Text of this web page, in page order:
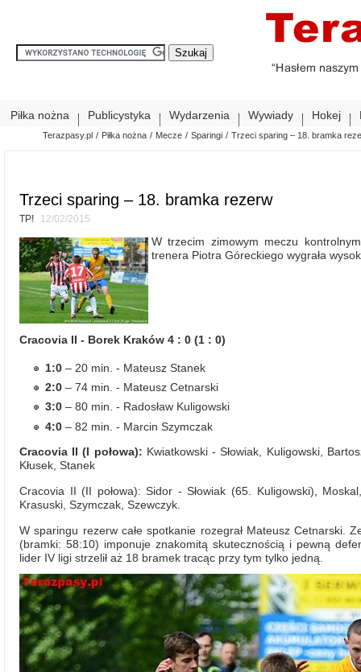
Piłka nożna Publicystyka Wydarzenia Wywiady Hokej
Terazpasy.pl / Piłka nożna / Mecze / Sparingi / Trzeci sparing – 18. bramka
Trzeci sparing – 18. bramka rezerw
TP! 12/02/2015
W trzecim zimowym meczu
trenera Piotra Góreckiego wygrała
Cracovia II - Borek Kraków 4 : 0 (1 : 0)
1:0– 20 min. - Mateusz Stanek
2:0– 74 min. - Mateusz Cetnarski
3:0– 80 min. - Radosław Kuligowski
4:0– 82 min. - Marcin Szymczak
Cracovia II (I połowa): Kwiatkowski - Słowiak, Kuligowski,
Kłusek, Stanek
Cracovia II (II połowa): Sidor - Słowiak (65. Kuligowski),
Krasuski, Szymczak, Szewczyk.
W sparingu rezerw całe spotkanie rozegrał Mateusz Cetnarski.
(bramki: 58:10) imponuje znakomitą skutecznością i pewną
lider IV ligi strzelił aż 18 bramek tracąc przy tym tylko jedną.